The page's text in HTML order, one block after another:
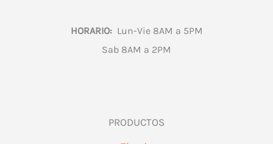
HORARIO:Lun-Vie 8AM a 5PM
Sab 8AM a 2PM
PRODUCTOS